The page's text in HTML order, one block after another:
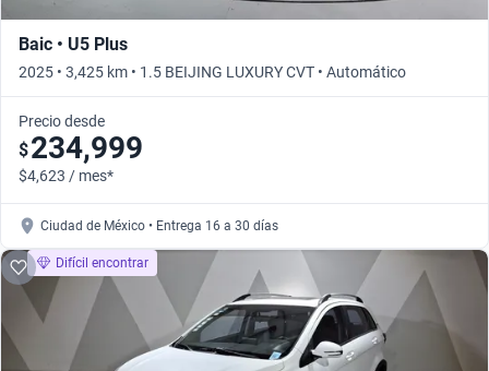
Baic • U5 Plus
2025 • 3,425 km • 1.5 BEIJING LUXURY CVT • Automático
Precio desde
$234,999
$4,623 / mes*
Ciudad de México • Entrega 16 a 30 días
Difícil encontrar